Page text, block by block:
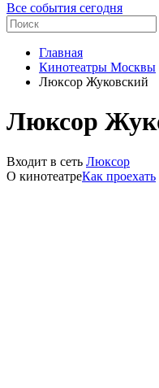
Все события сегодня
Главная
Кинотеатры Москвы
Люксор Жуковский
Люксор
Входит в сеть Люксор
О кинотеатреКак проехать